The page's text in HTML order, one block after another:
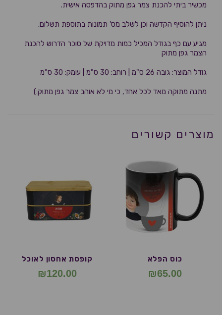
מכשיר ביתי להכנת צמר גפן מתוק בהדפסה אישית.
ניתן להוסיף הקדשה וכן לשלב מס' תמונות בתוספת תשלום.
מגיע עם כף בגודל המכיל כמות מדויקת של סוכר הדרוש להכנת
הצמר גפן מתוק
גודל המוצר: גובה 26 ס"מ | רוחב: 30 ס"מ | עומק: 30 ס"מ
מתנה מתוקה מאד לכל אחד, כי מי לא אוהב צמר גפן מתוק:)
מוצרים קשורים
כוס הפלא
₪65.00
קופסת אחסון לאוכל
₪120.00